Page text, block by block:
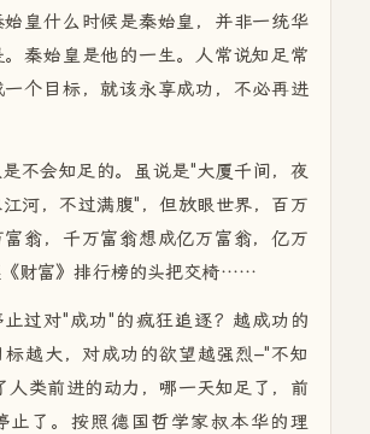
始皇什么时候是秦始皇，并非一统华
秦始皇是他的一生。人常说知足常
一个目标，就该永享成功，不必再进
不会知足的。虽说是"大厦千间，夜
河，不过满腹"，但放眼世界，百万
翁，千万富翁想成亿万富翁，亿万
《财富》排行榜的头把交椅……
过对"成功"的疯狂追逐？越成功的
越大，对成功的欲望越强烈–"不知
人类前进的动力，哪一天知足了，前
止了。按照德国哲学家叔本华的理